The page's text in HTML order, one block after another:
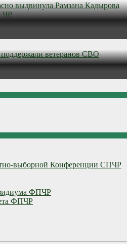
выдвинула Рамзана Кадырова
ЧР
ветеранов СВО
выборной Конференции СПЧР
ФПЧР
ФПЧР